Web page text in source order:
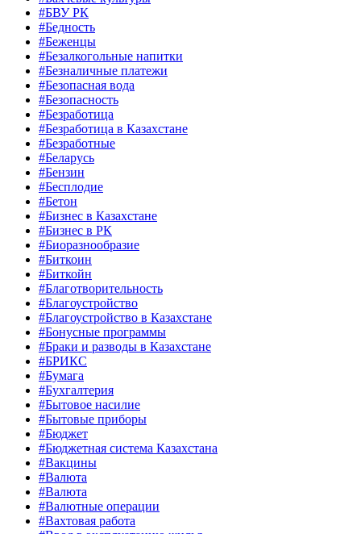
#БВУ РК
#Бедность
#Беженцы
#Безалкогольные напитки
#Безналичные платежи
#Безопасная вода
#Безопасность
#Безработица
#Безработица в Казахстане
#Безработные
#Беларусь
#Бензин
#Бесплодие
#Бетон
#Бизнес в Казахстане
#Бизнес в РК
#Биоразнообразие
#Биткоин
#Биткойн
#Благотворительность
#Благоустройство
#Благоустройство в Казахстане
#Бонусные программы
#Браки и разводы в Казахстане
#БРИКС
#Бумага
#Бухгалтерия
#Бытовое насилие
#Бытовые приборы
#Бюджет
#Бюджетная система Казахстана
#Вакцины
#Валюта
#Валюта
#Валютные операции
#Вахтовая работа